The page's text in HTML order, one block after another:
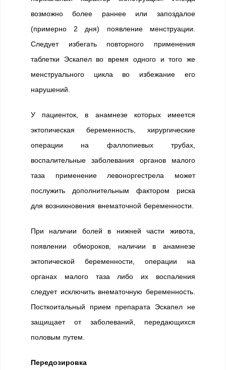
возможно более раннее или запоздалое
(примерно 2 дня) появление менструации.
Следует избегать повторного применения
таблетки Эскапел во время одного и того же
менструального цикла во избежание его
нарушений.
У пациенток, в анамнезе которых имеется
эктопическая беременность, хирургические
операции на фаллопиевых трубах,
воспалительные заболевания органов малого
таза применение левоноргестрела может
послужить дополнительным фактором риска
для возникновения внематочной беременности.
При наличии болей в нижней части живота,
появлении обмороков, наличии в анамнезе
эктопической беременности, операции на
органах малого таза либо их воспаления
следует исключить внематочную беременность.
Посткоитальный прием препарата Эскапел не
защищает от заболеваний, передающихся
половым путем.
Передозировка